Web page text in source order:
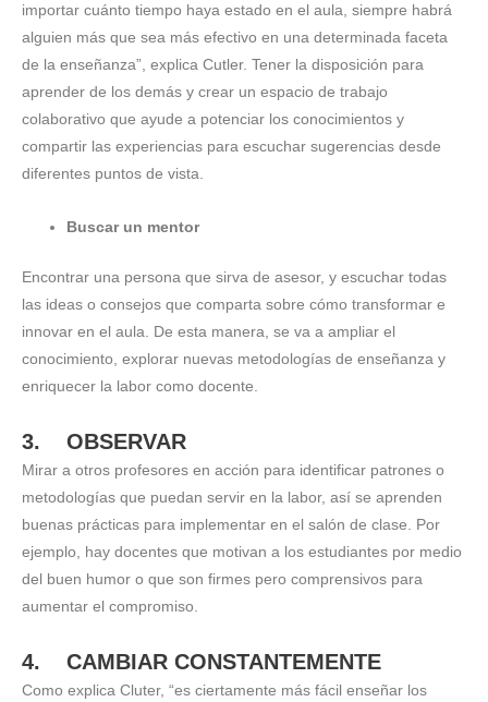
importar cuánto tiempo haya estado en el aula, siempre habrá
alguien más que sea más efectivo en una determinada faceta
de la enseñanza”, explica Cutler. Tener la disposición para
aprender de los demás y crear un espacio de trabajo
colaborativo que ayude a potenciar los conocimientos y
compartir las experiencias para escuchar sugerencias desde
diferentes puntos de vista.
Buscar un mentor
Encontrar una persona que sirva de asesor, y escuchar todas
las ideas o consejos que comparta sobre cómo transformar e
innovar en el aula. De esta manera, se va a ampliar el
conocimiento, explorar nuevas metodologías de enseñanza y
enriquecer la labor como docente.
3. OBSERVAR
Mirar a otros profesores en acción para identificar patrones o
metodologías que puedan servir en la labor, así se aprenden
buenas prácticas para implementar en el salón de clase. Por
ejemplo, hay docentes que motivan a los estudiantes por medio
del buen humor o que son firmes pero comprensivos para
aumentar el compromiso.
4. CAMBIAR CONSTANTEMENTE
Como explica Cluter, “es ciertamente más fácil enseñar los